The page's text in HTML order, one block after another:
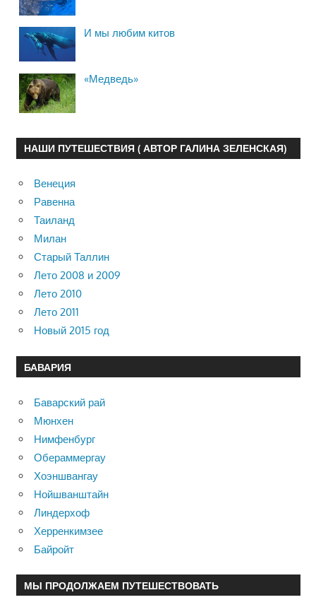
И мы любим китов
«Медведь»
НАШИ ПУТЕШЕСТВИЯ ( АВТОР ГАЛИНА ЗЕЛЕНСКАЯ)
Венеция
Равенна
Таиланд
Милан
Старый Таллин
Лето 2008 и 2009
Лето 2010
Лето 2011
Новый 2015 год
БАВАРИЯ
Баварский рай
Мюнхен
Нимфенбург
Обераммергау
Хоэншвангау
Нойшванштайн
Линдерхоф
Херренкимзее
Байройт
МЫ ПРОДОЛЖАЕМ ПУТЕШЕСТВОВАТЬ